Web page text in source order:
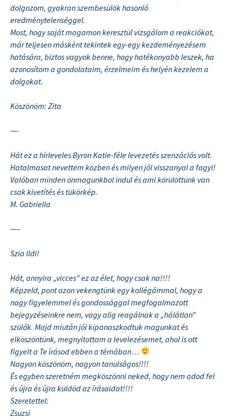
dolgozom, gyakran szembesülök hasonló
eredménytelenséggel.
Most, hogy saját magamon keresztül vizsgálom a reakciókat,
már teljesen másként tekintek egy-egy kezdeményezésem
hatására, biztos vagyok benne, hogy hatékonyabb leszek, ha
azonosítom a gondolataim, érzelmeim és helyén kezelem a
dolgokat.
Köszönöm: Zita
—-
Hát ez a hírleveles Byron Katie-féle levezetés szenzációs volt.
Hatalmasat nevettem közben és milyen jól visszanyal a fagyi!
Valóban minden önmagunkbol indul és ami körülöttünk van
csak kivetítés és tükörkép.
M. Gabriella
—–
Szia Ildi!
Hát, annyira „vicces” ez az élet, hogy csak na!!!!
Képzeld, pont azon vekengtünk egy kollégámmal, hogy a
nagy figyelemmel és gondossággal megfogalmazott
bejegyzéseinkre nem, vagy alig reagálnak a „hálátlan”
szülők. Majd miután jól kipanaszkodtuk magunkat és
elköszöntünk, megnyitottam a levelezésemet, ahol is ott
figyelt a Te írásod ebben a témában…
Nagyon köszönöm, nagyon tanulságos!!!!
És egyben szeretném megköszönni neked, hogy nem adod fel
és újra és újra küldöd az írásaidat!!!!
Szeretettel:
Zsuzsi